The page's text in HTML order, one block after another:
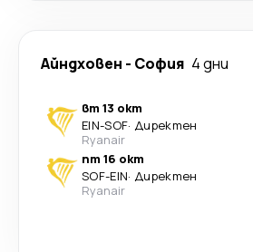
Айндховен - София 4 дни
вт 13 окт
EIN-SOF· Директен
Ryanair
пт 16 окт
SOF-EIN· Директен
Ryanair